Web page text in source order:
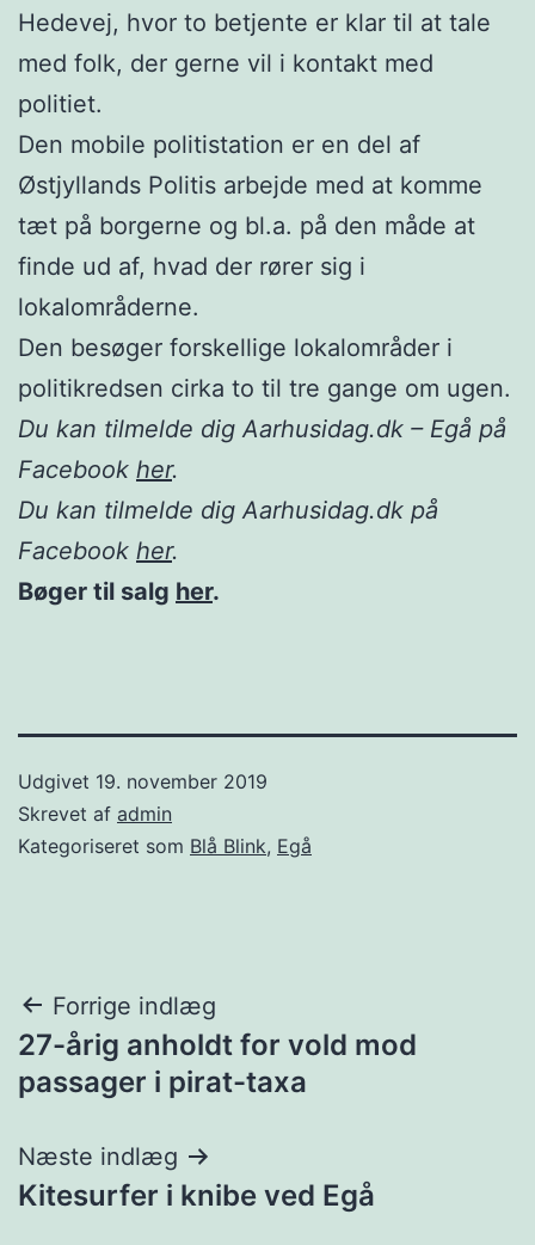
Hedevej, hvor to betjente er klar til at tale
med folk, der gerne vil i kontakt med
politiet.
Den mobile politistation er en del af
Østjyllands Politis arbejde med at komme
tæt på borgerne og bl.a. på den måde at
finde ud af, hvad der rører sig i
lokalområderne.
Den besøger forskellige lokalområder i
politikredsen cirka to til tre gange om ugen.
Du kan tilmelde dig Aarhusidag.dk – Egå på
Facebook her.
Du kan tilmelde dig Aarhusidag.dk på
Facebook her.
Bøger til salg her.
Udgivet 19. november 2019
Skrevet af admin
Kategoriseret som Blå Blink, Egå
Indlægsnavigation
Forrige indlæg
27-årig anholdt for vold mod
passager i pirat-taxa
Næste indlæg
Kitesurfer i knibe ved Egå